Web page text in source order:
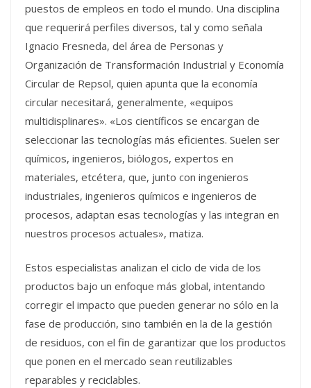
puestos de empleos en todo el mundo. Una disciplina
que requerirá perfiles diversos, tal y como señala
Ignacio Fresneda, del área de Personas y
Organización de Transformación Industrial y Economía
Circular de Repsol, quien apunta que la economía
circular necesitará, generalmente, «equipos
multidisplinares». «Los científicos se encargan de
seleccionar las tecnologías más eficientes. Suelen ser
químicos, ingenieros, biólogos, expertos en
materiales, etcétera, que, junto con ingenieros
industriales, ingenieros químicos e ingenieros de
procesos, adaptan esas tecnologías y las integran en
nuestros procesos actuales», matiza.
Estos especialistas analizan el ciclo de vida de los
productos bajo un enfoque más global, intentando
corregir el impacto que pueden generar no sólo en la
fase de producción, sino también en la de la gestión
de residuos, con el fin de garantizar que los productos
que ponen en el mercado sean reutilizables
reparables y reciclables.